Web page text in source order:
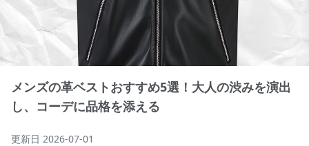
メンズの革ベストおすすめ5選！大人の渋みを演出
し、コーデに品格を添える
更新日 2026-07-01